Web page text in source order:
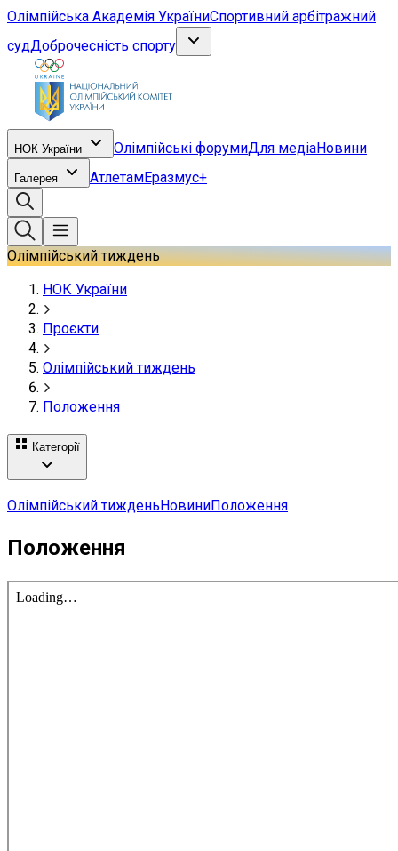
Олімпійська Академія УкраїниСпортивний арбітражний
судДоброчесність спорту
НОК України Олімпійські форумиДля медіаНовини
Галерея АтлетамЕразмус+
Олімпійський тиждень
НОК України
Проєкти
Олімпійський тиждень
Положення
Категорії
Олімпійський тиждень НовиниПоложення
Положення